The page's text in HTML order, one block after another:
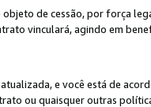
de cessão, por força
vinculará, agindo em
e você está de
ou quaisquer outras